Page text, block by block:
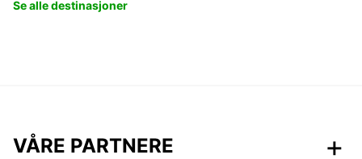
Se alle destinasjoner
VÅRE PARTNERE